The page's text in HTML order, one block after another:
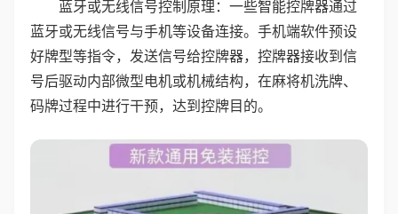
蓝牙或无线信号控制原理：一些智能控牌器通过
蓝牙或无线信号与手机等设备连接。手机端软件预设
好牌型等指令，发送信号给控牌器，控牌器接收到信
号后驱动内部微型电机或机械结构，在麻将机洗牌、
码牌过程中进行干预，达到控牌目的。